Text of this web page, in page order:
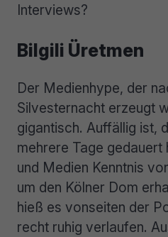
Interviews?
Bilgili Üretmen
Der Medienhype, der
Silvesternacht erzeugt
gigantisch. Auffällig ist,
mehrere Tage gedauert
und Medien Kenntnis
um den Kölner Dom
hieß es vonseiten der
recht ruhig verlaufen.